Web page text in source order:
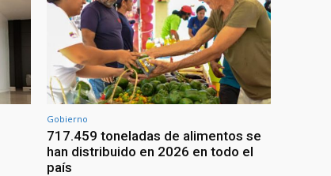
Gobierno
717.459 toneladas de alimentos se
han distribuido en 2026 en todo el
país